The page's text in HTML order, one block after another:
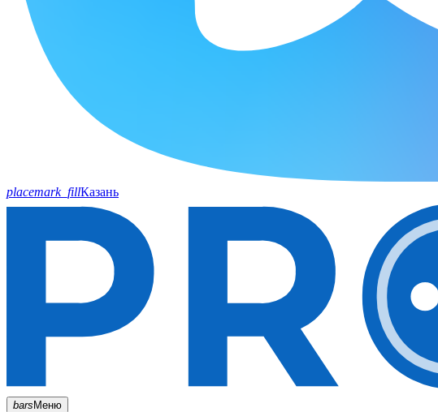
placemark_fillКазань
barsМеню